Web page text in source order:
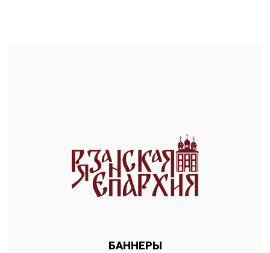
БАННЕРЫ